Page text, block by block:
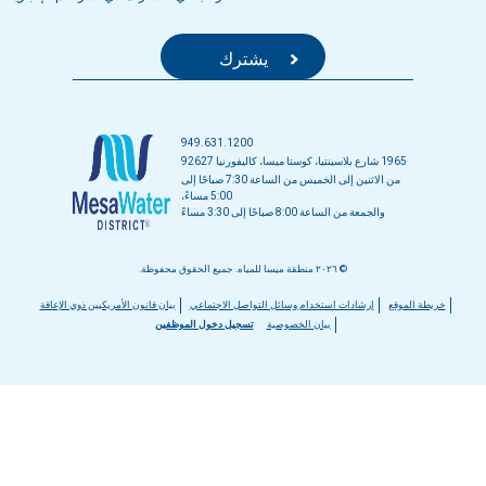
949.631.1200
1965 شارع بلاسينتيا، كوستا ميسا، كاليفورنيا 92627
من الاثنين إلى الخميس من الساعة 7:30 صباحًا إلى
5:00 مساءً،
والجمعة من الساعة 8:00 صباحًا إلى 3:30 مساءً
قائمة
خريطة الموقع إرشادات استخدام وسائل التواصل الاجتماعي
بيان قانون الأمريكيين ذوي الإعاقة
بيان الخصوصية
تسجيل دخول الموظفين